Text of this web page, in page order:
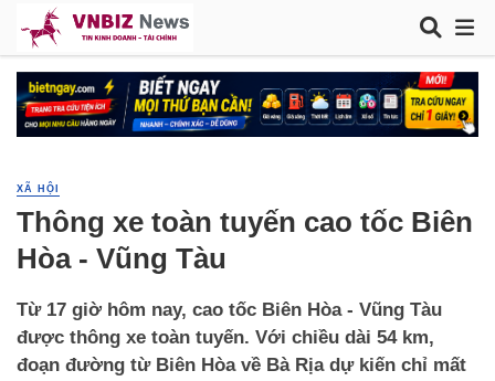
XÃ HỘI
Thông xe toàn tuyến cao tốc Biên
Hòa - Vũng Tàu
Từ 17 giờ hôm nay, cao tốc Biên Hòa - Vũng Tàu
được thông xe toàn tuyến. Với chiều dài 54 km,
đoạn đường từ Biên Hòa về Bà Rịa dự kiến chỉ mất